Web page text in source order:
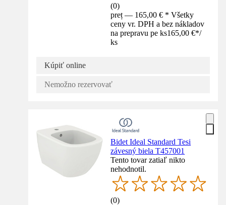
(0)
preț — 165,00 € * Všetky
ceny vr. DPH a bez nákladov
na prepravu pe ks165,00 €*/
ks
Kúpiť online
Nemožno rezervovať
Bidet Ideal Standard Tesi
závesný biela T457001
Tento tovar zatiaľ nikto
nehodnotil.
(0)